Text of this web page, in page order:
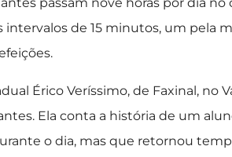
de 15 minutos, um pela
Érico Veríssimo, de Faxinal, no
Ela conta a história de um
o dia, mas que retornou